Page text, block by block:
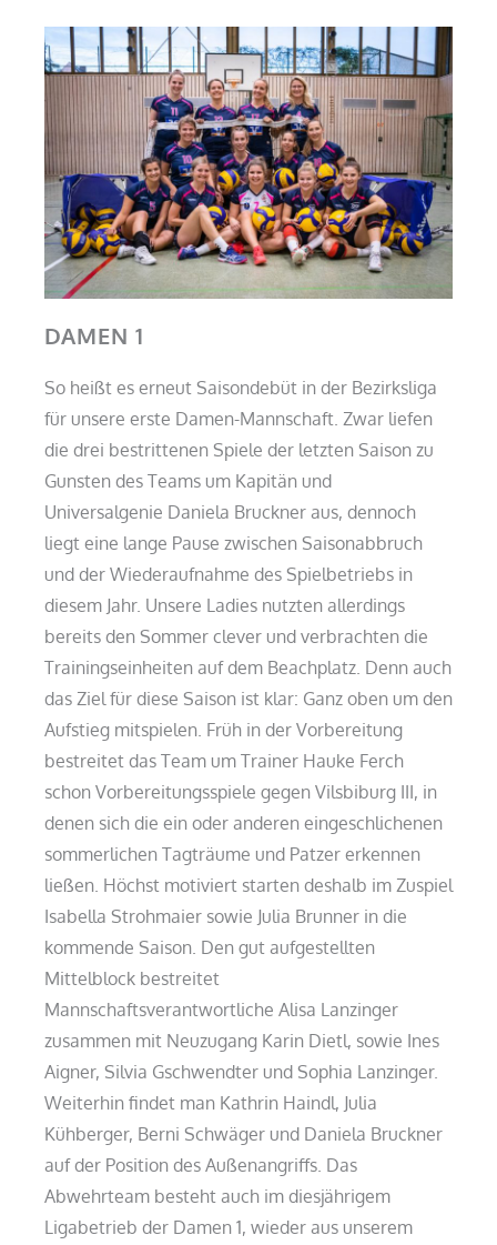
DAMEN 1
So heißt es erneut Saisondebüt in der Bezirksliga
für unsere erste Damen-Mannschaft. Zwar liefen
die drei bestrittenen Spiele der letzten Saison zu
Gunsten des Teams um Kapitän und
Universalgenie Daniela Bruckner aus, dennoch
liegt eine lange Pause zwischen Saisonabbruch
und der Wiederaufnahme des Spielbetriebs in
diesem Jahr. Unsere Ladies nutzten allerdings
bereits den Sommer clever und verbrachten die
Trainingseinheiten auf dem Beachplatz. Denn auch
das Ziel für diese Saison ist klar: Ganz oben um den
Aufstieg mitspielen. Früh in der Vorbereitung
bestreitet das Team um Trainer Hauke Ferch
schon Vorbereitungsspiele gegen Vilsbiburg III, in
denen sich die ein oder anderen eingeschlichenen
sommerlichen Tagträume und Patzer erkennen
ließen. Höchst motiviert starten deshalb im Zuspiel
Isabella Strohmaier sowie Julia Brunner in die
kommende Saison. Den gut aufgestellten
Mittelblock bestreitet
Mannschaftsverantwortliche Alisa Lanzinger
zusammen mit Neuzugang Karin Dietl, sowie Ines
Aigner, Silvia Gschwendter und Sophia Lanzinger.
Weiterhin findet man Kathrin Haindl, Julia
Kühberger, Berni Schwäger und Daniela Bruckner
auf der Position des Außenangriffs. Das
Abwehrteam besteht auch im diesjährigem
Ligabetrieb der Damen 1, wieder aus unserem